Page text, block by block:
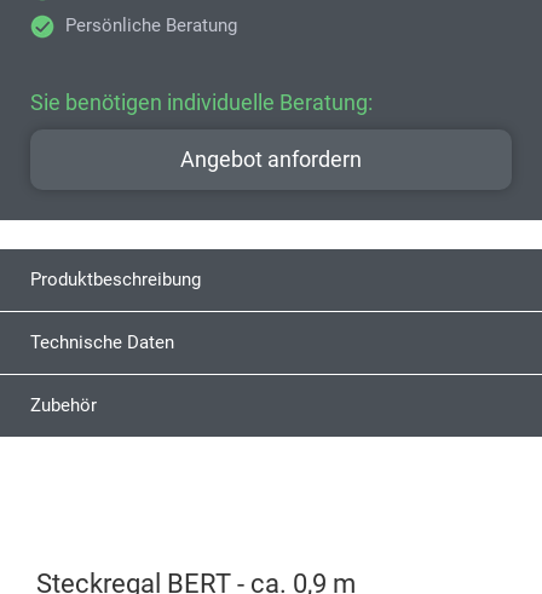
Persönliche Beratung
Sie benötigen individuelle Beratung:
Angebot anfordern
Produktbeschreibung
Technische Daten
Zubehör
Steckregal BERT - ca. 0,9 m